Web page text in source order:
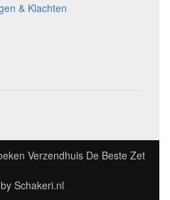
& Klachten
Verzendhuis De Beste Zet
Schakeri.nl